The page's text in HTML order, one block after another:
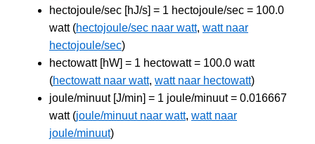
hectojoule/sec [hJ/s] = 1 hectojoule/sec = 100.0
watt (hectojoule/sec naar watt, watt naar
hectojoule/sec)
hectowatt [hW] = 1 hectowatt = 100.0 watt
(hectowatt naar watt, watt naar hectowatt)
joule/minuut [J/min] = 1 joule/minuut = 0.016667
watt (joule/minuut naar watt, watt naar
joule/minuut)